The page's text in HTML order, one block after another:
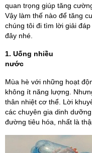
quan trọng giúp tăng
Vậy làm thế nào để tăng
chúng tôi đi tìm lời giải
đây nhé.
1. Uống nhiều
Mùa hè với những hoạt
không ít năng lượng.
thân nhiệt cơ thể. Lời
các chuyên gia dinh
đường tiêu hóa, nhất là